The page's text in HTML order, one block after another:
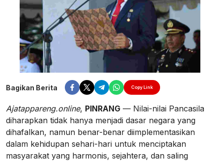
Bagikan Berita Copy Link
Ajatappareng.online, PINRANG — Nilai-nilai Pancasila
diharapkan tidak hanya menjadi dasar negara yang
dihafalkan, namun benar-benar diimplementasikan
dalam kehidupan sehari-hari untuk menciptakan
masyarakat yang harmonis, sejahtera, dan saling